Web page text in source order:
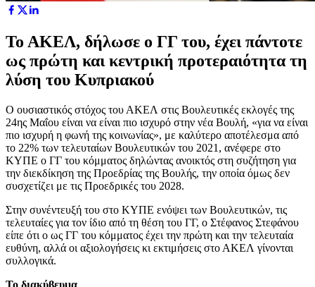
Το ΑΚΕΛ, δήλωσε ο ΓΓ του, έχει πάντοτε
ως πρώτη και κεντρική προτεραιότητα τη
λύση του Κυπριακού
Ο ουσιαστικός στόχος του ΑΚΕΛ στις Βουλευτικές εκλογές της
24ης Μαΐου είναι να είναι πιο ισχυρό στην νέα Βουλή, «για να είναι
πιο ισχυρή η φωνή της κοινωνίας», με καλύτερο αποτέλεσμα από
το 22% των τελευταίων Βουλευτικών του 2021, ανέφερε στο
ΚΥΠΕ ο ΓΓ του κόμματος δηλώντας ανοικτός στη συζήτηση για
την διεκδίκηση της Προεδρίας της Βουλής, την οποία όμως δεν
συσχετίζει με τις Προεδρικές του 2028.
Στην συνέντευξή του στο ΚΥΠΕ ενόψει των Βουλευτικών, τις
τελευταίες για τον ίδιο από τη θέση του ΓΓ, ο Στέφανος Στεφάνου
είπε ότι ο ως ΓΓ του κόμματος έχει την πρώτη και την τελευταία
ευθύνη, αλλά οι αξιολογήσεις κι εκτιμήσεις στο ΑΚΕΛ γίνονται
συλλογικά.
Το διακύβευμα